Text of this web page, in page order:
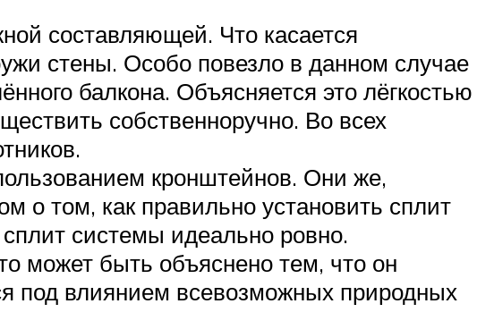
составляющей. Что касается
стены. Особо повезло в данном случае
балкона. Объясняется это лёгкостью
собственноручно. Во всех
кронштейнов. Они же,
о том, как правильно установить сплит
системы идеально ровно.
может быть объяснено тем, что он
под влиянием всевозможных природных